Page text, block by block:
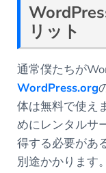
リット
通常僕たちが
WordPress.org
体は無料で使え
めにレンタルサ
得する必要があ
別途かかります。